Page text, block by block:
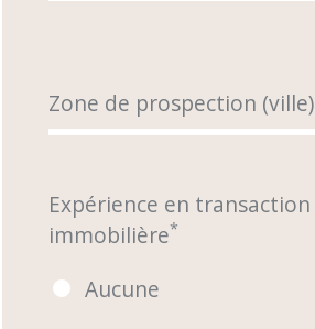
Zone de prospection (ville)
Expérience en transaction
immobilière*
Aucune